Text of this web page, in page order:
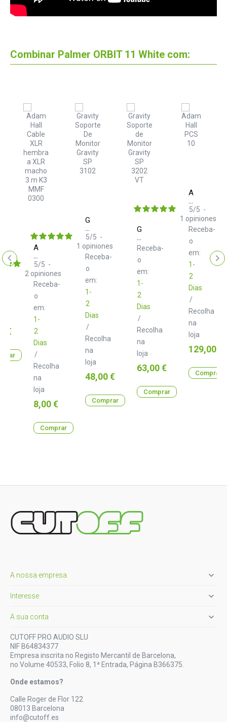
Combinar Palmer ORBIT 11 White com:
€
Adam
Hall
K3MMF0300
Cable
XLR
hembra
a
XLR
macho
3
m
Receba-
o
em:
1-
2
Dias
/
Recolha
na
loja
5/5 -
2 opiniones
Preço
8,00 €
Comprar
Gravity
SP
3102
Soporte
De
Monitor
Receba-
o
em:
1-
2
Dias
/
Recolha
na
loja
5/5 -
1 opiniones
Preço
48,00 €
Comprar
Gravity
SP
3202
VT
Soporte
de
Monitor
Receba-
o
em:
1-
2
Dias
/
Recolha
na
loja
Preço
63,00 €
Comprar
Adam
Hall
PCS
10
Distribuidor
de
corriente
con
protección
Receba-
o
em:
1-
2
Dias
/
Recolha
na
loja
5/5 -
1 opiniones
Preço
129,00 €
Comprar
A nossa empresa 
Interesse 
A sua conta 
CUTOFF PRO AUDIO SLU
NIF B64834377
Empresa inscrita no Registo Mercantil de Barcelona,
no Volume 40533, Folio 8, 1ª Entrada, Página B366375.
Onde estamos?
Calle Roger de Flor 122
08013 Barcelona
info@cutoff.es